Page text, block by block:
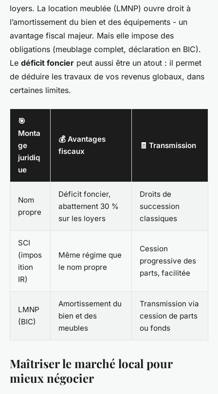
loyers. La location meublée (LMNP) ouvre droit à
l’amortissement du bien et des équipements - un
avantage fiscal majeur. Mais elle impose des
obligations (meublage complet, déclaration en BIC).
Le déficit foncier peut aussi être un atout : il permet
de déduire les travaux de vos revenus globaux, dans
certaines limites.
🎯
Monta
ge
juridiq
ue
💰 Avantages
fiscaux
🧾 Transmission
Nom
propre
Déficit foncier,
abattement 30 %
sur les loyers
Droits de
succession
classiques
SCI
(impos
ition
IR)
Même régime que
le nom propre
Cession
progressive des
parts, facilitée
LMNP
(BIC)
Amortissement du
bien et des
meubles
Transmission via
cession de parts
ou fonds
Maîtriser le marché local pour
mieux négocier